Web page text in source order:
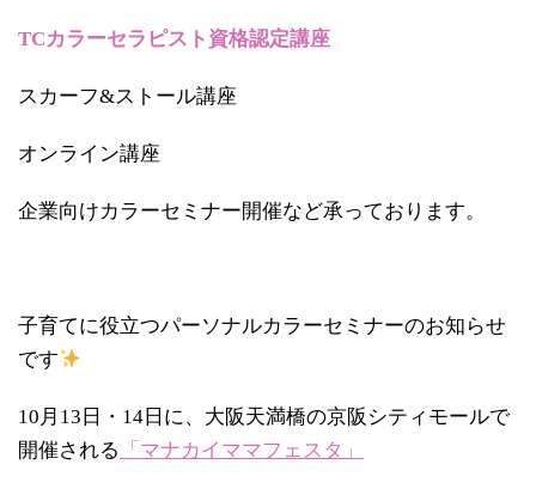
TCカラーセラピスト資格認定講座
スカーフ&ストール講座
オンライン講座
企業向けカラーセミナー開催など承っております。
子育てに役立つパーソナルカラーセミナーのお知らせ
です
10月13日・14日に、大阪天満橋の京阪シティモールで
開催される
「マナカイママフェスタ」